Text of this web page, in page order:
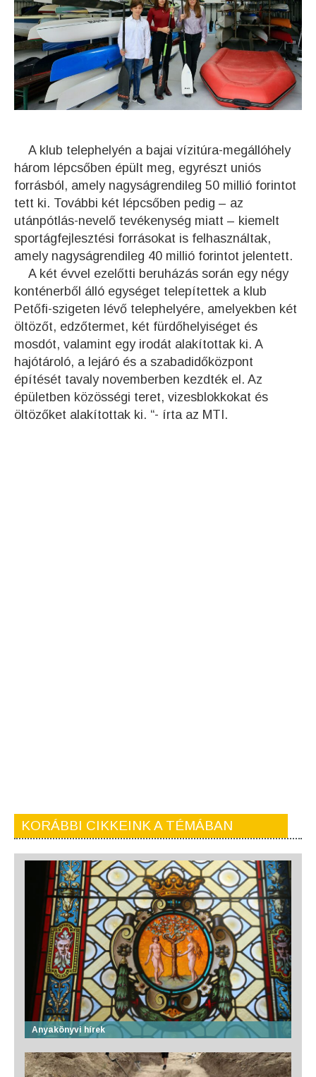
A klub telephelyén a bajai vízitúra-megállóhely
három lépcsőben épült meg, egyrészt uniós
forrásból, amely nagyságrendileg 50 millió forintot
tett ki. További két lépcsőben pedig – az
utánpótlás-nevelő tevékenység miatt – kiemelt
sportágfejlesztési forrásokat is felhasználtak,
amely nagyságrendileg 40 millió forintot jelentett.
A két évvel ezelőtti beruházás során egy négy
konténerből álló egységet telepítettek a klub
Petőfi-szigeten lévő telephelyére, amelyekben két
öltözőt, edzőtermet, két fürdőhelyiséget és
mosdót, valamint egy irodát alakítottak ki. A
hajótároló, a lejáró és a szabadidőközpont
építését tavaly novemberben kezdték el. Az
épületben közösségi teret, vizesblokkokat és
öltözőket alakítottak ki. “- írta az MTI.
KORÁBBI CIKKEINK A TÉMÁBAN
Anyakönyvi hírek